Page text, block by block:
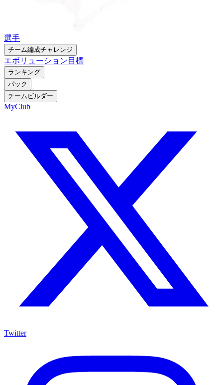
選手
チーム編成チャレンジ
エボリューション 目標
ランキング
パック
チームビルダー
MyClub
Twitter